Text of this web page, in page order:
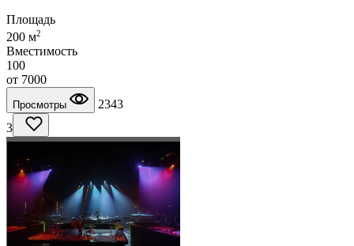
Площадь
200 м2
Вместимость
100
от 7000
Просмотры
2343
3